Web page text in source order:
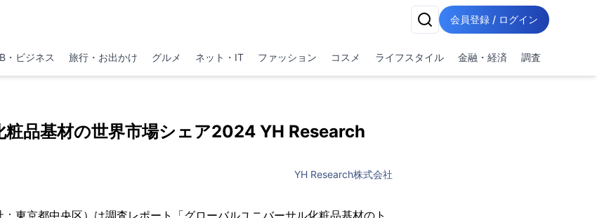
会員登録 / ログイン
・ビジネス 旅行・お出かけ グルメ ネット・IT ファッション コスメ ライフスタイル 金融・経済 調査
粧品基材の世界市場シェア2024 YH Research
YH Research株式会社
東京都中央区）は調査レポート「グローバルユニバーサル化粧品基材のト